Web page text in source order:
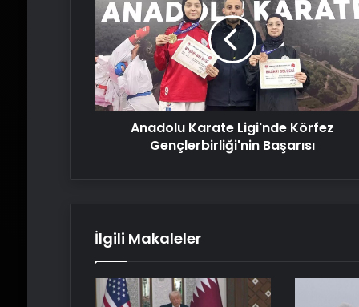
Ligi'nde
Körfez
Gençlerbirliği'nin
Başarısı
Anadolu Karate Ligi'nde Körfez
Gençlerbirliği'nin Başarısı
İlgili Makaleler